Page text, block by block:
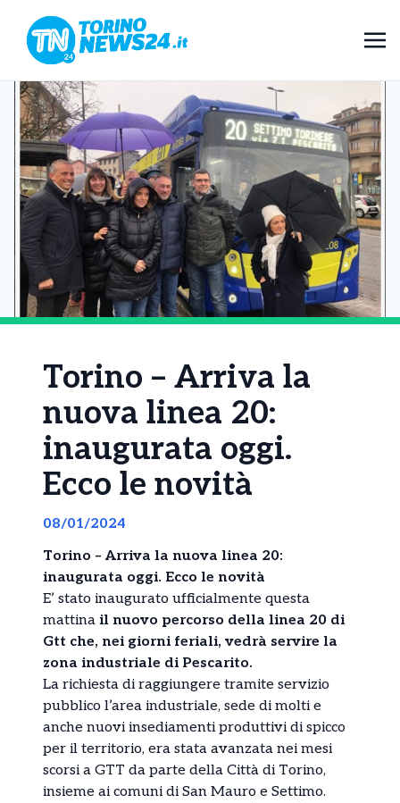
Torino – Arriva la
nuova linea 20:
inaugurata oggi.
Ecco le novità
08/01/2024
Torino – Arriva la nuova linea 20:
inaugurata oggi. Ecco le novità
E’ stato inaugurato ufficialmente questa
mattina il nuovo percorso della linea 20 di
Gtt che, nei giorni feriali, vedrà servire la
zona industriale di Pescarito.
La richiesta di raggiungere tramite servizio
pubblico l’area industriale, sede di molti e
anche nuovi insediamenti produttivi di spicco
per il territorio, era stata avanzata nei mesi
scorsi a GTT da parte della Città di Torino,
insieme ai comuni di San Mauro e Settimo.